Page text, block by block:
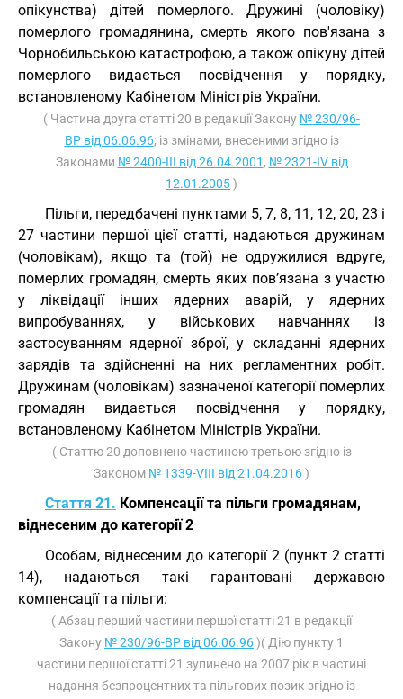
опікунства) дітей померлого. Дружині (чоловіку)
померлого громадянина, смерть якого пов'язана з
Чорнобильською катастрофою, а також опікуну дітей
померлого видається посвідчення у порядку,
встановленому Кабінетом Міністрів України.
( Частина друга статті 20 в редакції Закону № 230/96-
ВР від 06.06.96; із змінами, внесеними згідно із
Законами № 2400-III від 26.04.2001 , № 2321-IV від
12.01.2005)
Пільги, передбачені пунктами 5, 7, 8, 11, 12, 20, 23 і
27 частини першої цієї статті, надаються дружинам
(чоловікам), якщо та (той) не одружилися вдруге,
померлих громадян, смерть яких пов’язана з участю
у ліквідації інших ядерних аварій, у ядерних
випробуваннях, у військових навчаннях із
застосуванням ядерної зброї, у складанні ядерних
зарядів та здійсненні на них регламентних робіт.
Дружинам (чоловікам) зазначеної категорії померлих
громадян видається посвідчення у порядку,
встановленому Кабінетом Міністрів України.
( Статтю 20 доповнено частиною третьою згідно із
Законом № 1339-VIII від 21.04.2016)
Стаття 21. Компенсації та пільги громадянам,
віднесеним до категорії 2
Особам, віднесеним до категорії 2 (пункт 2 статті
14), надаються такі гарантовані державою
компенсації та пільги:
( Абзац перший частини першої статті 21 в редакції
Закону № 230/96-ВР від 06.06.96)( Дію пункту 1
частини першої статті 21 зупинено на 2007 рік в частині
надання безпроцентних та пільгових позик згідно із